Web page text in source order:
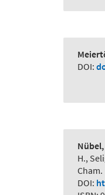
DOI:
H.,
Cham.
DOI: